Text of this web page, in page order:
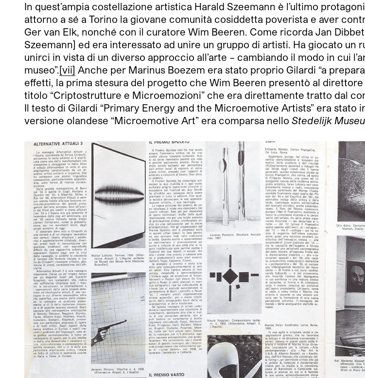
In quest’ampia costellazione artistica Harald Szeemann è l’ultimo
attorno a sé a Torino la giovane comunità cosiddetta poverista e aver
Ger van Elk, nonché con il curatore Wim Beeren. Come ricorda Jan
Szeemann] ed era interessato ad unire un gruppo di artisti. Ha giocato
unirci in vista di un diverso approccio all’arte – cambiando il modo in cui
museo”.[vii] Anche per Marinus Boezem era stato proprio Gilardi “a
effetti, la prima stesura del progetto che Wim Beeren presentò al
titolo “Criptostrutture e Microemozioni” che era direttamente tratto dal
Il testo di Gilardi “Primary Energy and the Microemotive Artists” era stato
versione olandese “Microemotive Art” era comparsa nello Stedelijk